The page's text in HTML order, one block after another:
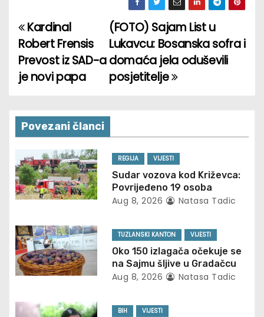
P
o
s
n
a
v
i
g
a
t
i
(FOTO) Sajam List u
Lukavcu: Bosanska sofra i
domaća jela oduševili
posjetitelje
Kardinal
Robert Frensis
Prevost iz SAD-a
je novi papa
Povezani članci
REGIJA VIJESTI
Sudar vozova kod Križevca:
Povrijeđeno 19 osoba
Aug 8, 2026 Natasa Tadic
TUZLANSKI KANTON VIJESTI
Oko 150 izlagača očekuje se
na Sajmu šljive u Gradačcu
Aug 8, 2026 Natasa Tadic
BIH VIJESTI